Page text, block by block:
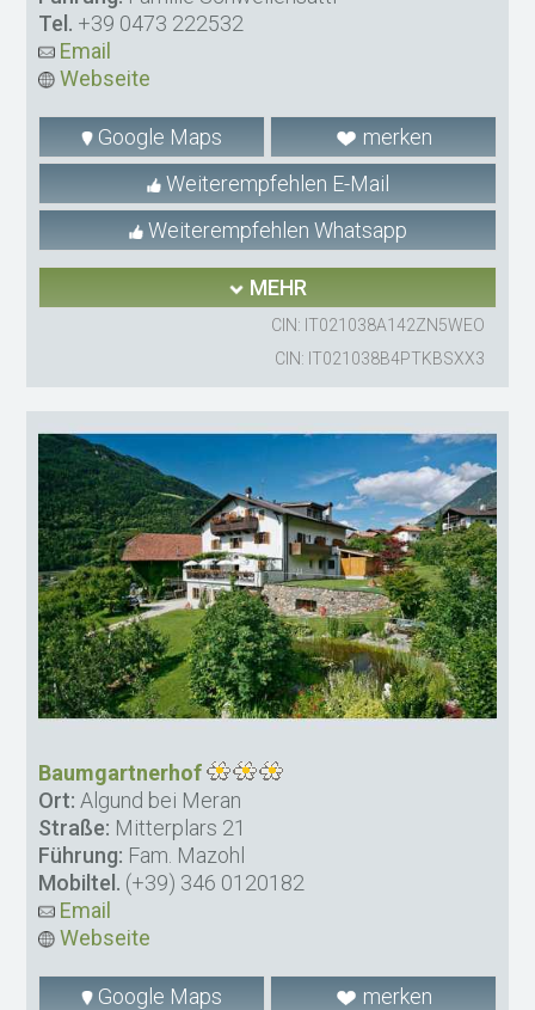
Tel. +39 0473 222532
Email
Webseite
Google Maps
merken
Weiterempfehlen E-Mail
Weiterempfehlen Whatsapp
MEHR
CIN: IT021038A142ZN5WEO
CIN: IT021038B4PTKBSXX3
Baumgartnerhof
Ort: Algund bei Meran
Straße: Mitterplars 21
Führung: Fam. Mazohl
Mobiltel. (+39) 346 0120182
Email
Webseite
Google Maps
merken